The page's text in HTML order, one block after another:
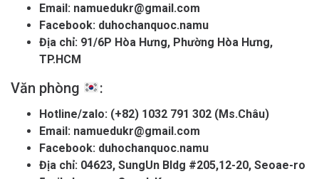
Email: namuedukr@gmail.com
Facebook: duhochanquoc.namu
Địa chỉ: 91/6P Hòa Hưng, Phường Hòa Hưng,
TP.HCM
Văn phòng :
Hotline/zalo: (+82) 1032 791 302 (Ms.Châu)
Email: namuedukr@gmail.com
Facebook: duhochanquoc.namu
Địa chỉ: 04623, SungUn Bldg #205,12-20, Seoae-ro